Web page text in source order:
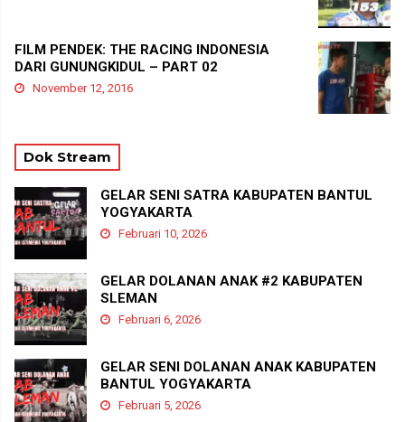
FILM PENDEK: THE RACING INDONESIA
DARI GUNUNGKIDUL – PART 02
November 12, 2016
Dok Stream
GELAR SENI SATRA KABUPATEN BANTUL
YOGYAKARTA
Februari 10, 2026
GELAR DOLANAN ANAK #2 KABUPATEN
SLEMAN
Februari 6, 2026
GELAR SENI DOLANAN ANAK KABUPATEN
BANTUL YOGYAKARTA
Februari 5, 2026